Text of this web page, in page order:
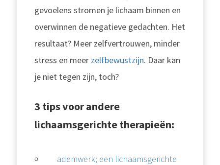
gevoelens stromen je lichaam binnen en
overwinnen de negatieve gedachten. Het
resultaat? Meer zelfvertrouwen, minder
stress en meer zelfbewustzijn. Daar kan
je niet tegen zijn, toch?
3 tips voor andere
lichaamsgerichte therapieën:
ademwerk; een lichaamsgerichte